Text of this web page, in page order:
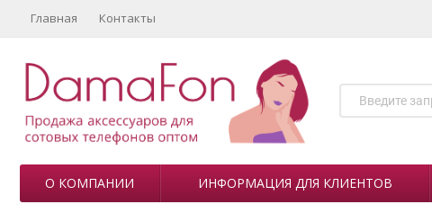
Главная Контакты
О КОМПАНИИ ИНФОРМАЦИЯ ДЛЯ КЛИЕНТОВ